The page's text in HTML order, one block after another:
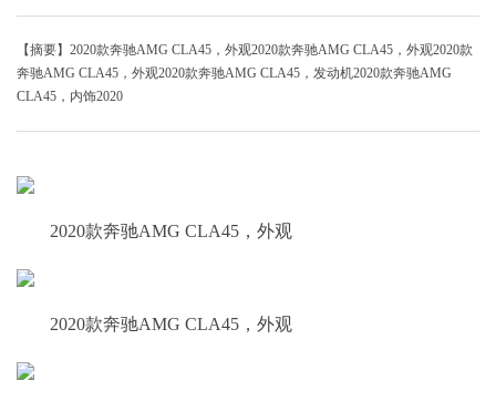
【摘要】2020款奔驰AMG CLA45，外观2020款奔驰AMG CLA45，外观2020款
奔驰AMG CLA45，外观2020款奔驰AMG CLA45，发动机2020款奔驰AMG
CLA45，内饰2020
2020款奔驰AMG CLA45，外观
2020款奔驰AMG CLA45，外观